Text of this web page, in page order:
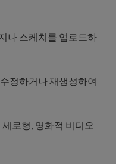
나 스케치를 업로드하
정하거나 재생성하여
로형, 영화적 비디오